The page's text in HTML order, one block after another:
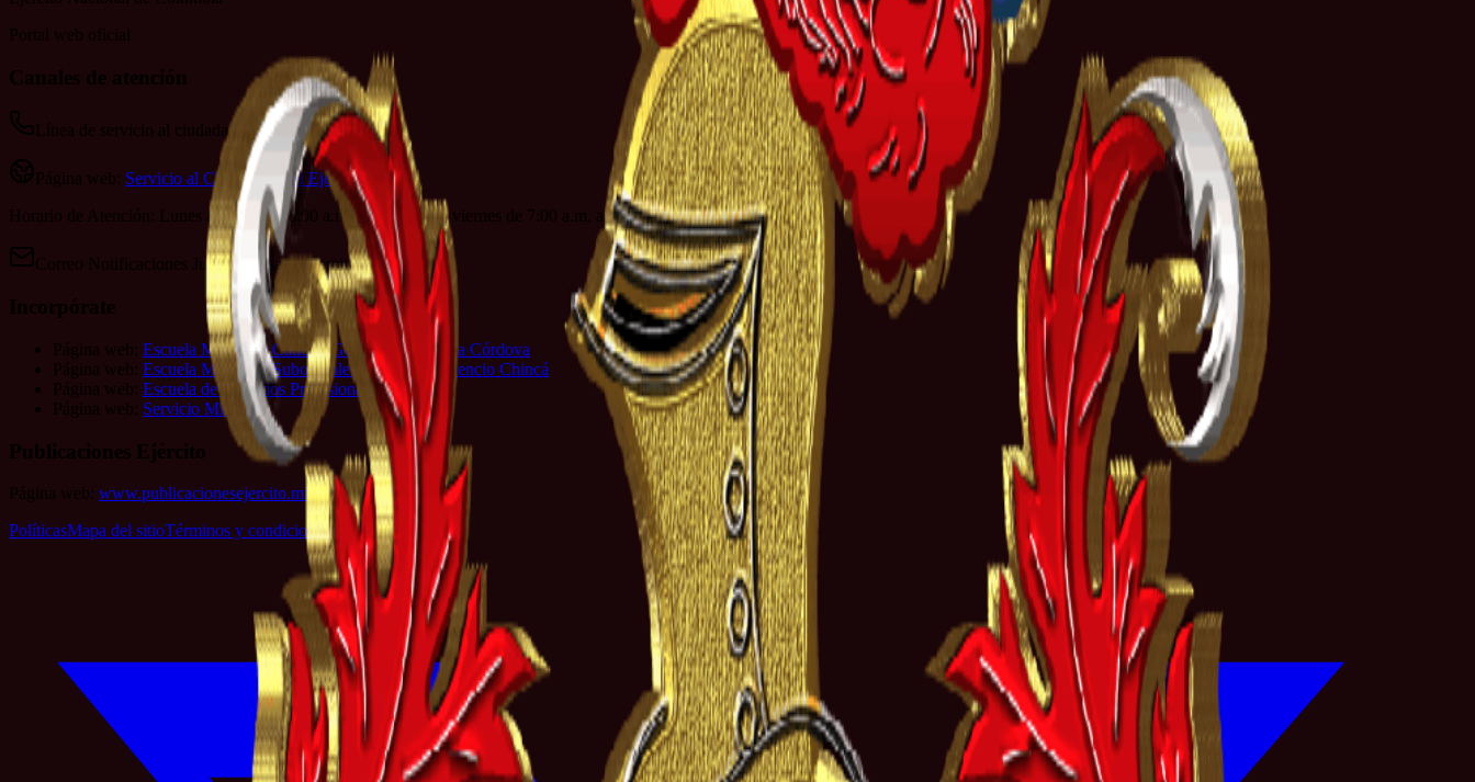
Portal web oficial
Canales de atención
Línea de servicio al ciudadano: 152
Página web: Servicio al Ciudadano del Ejército
Horario de Atención: Lunes a jueves de 8:00 a.m. a 4:00 p.m. y viernes de 7:00 a.m. a 3:00 p.m. jornada continua
Correo Notificaciones Judiciales:sac@ejercito.mil.co
Incorpórate
Página web: Escuela Militar de Cadetes General José María Córdova
Página web: Escuela Militar de Suboficiales Sargento Inocencio Chincá
Página web: Escuela de Soldados Profesionales
Página web: Servicio Militar
Publicaciones Ejército
Página web: www.publicacionesejercito.mil.co
PolíticasMapa del sitioTérminos y condiciones